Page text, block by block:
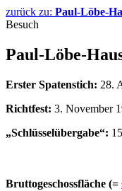
zurück zu: Paul-Löbe-
Besuch
Paul-Löbe-
Erster Spatenstich: 28.
Richtfest: 3. November
„Schlüsselübergabe“:
Bruttogeschossfläche